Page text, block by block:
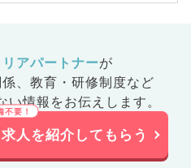
アパートナーが
、 教育・研修制度など
情報をお伝えします。
人を紹介してもらう